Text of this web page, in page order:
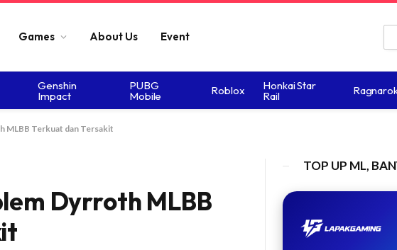
Games About Us Event
Genshin
Impact
PUBG
Mobile Roblox Honkai Star
Rail
MLBB Terkuat dan Tersakit
Dyrroth MLBB
TOP UP ML,